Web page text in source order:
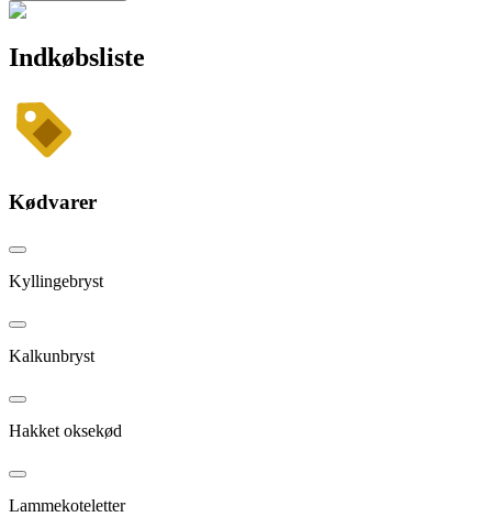
Indkøbsliste
Kødvarer
Kyllingebryst
Kalkunbryst
Hakket oksekød
Lammekoteletter